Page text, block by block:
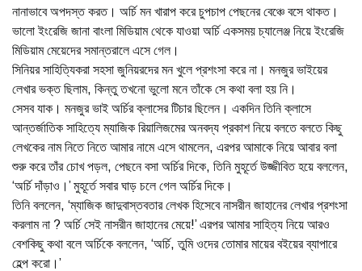
নানাভাবে অপদস্ত করত। অর্চি মন খারাপ করে চুপচাপ পেছনের বেঞ্চে বসে থাকত।
ভালো ইংরেজি জানা বাংলা মিডিয়াম থেকে যাওয়া অর্চি একসময় চ্যালেঞ্জ নিয়ে ইংরেজি
মিডিয়াম মেয়েদের সমান্তরালে এসে গেল।
সিনিয়র সাহিত্যিকরা সহসা জুনিয়রদের মন খুলে প্রশংসা করে না। মনজুর ভাইয়ের
লেখার ভক্ত ছিলাম, কিন্তু তখনো ভুলো মনে তাঁকে সে কথা বলা হয় নি।
সেসব যাক। মনজুর ভাই অর্চির ক্লাসের টিচার ছিলেন। একদিন তিনি ক্লাসে
আন্তর্জাতিক সাহিত্যে ম্যাজিক রিয়ালিজমের অনবদ্য প্রকাশ নিয়ে বলতে বলতে কিছু
লেখকের নাম নিতে নিতে আমার নামে এসে থামলেন, এরপর আমাকে নিয়ে আবার বলা
শুরু করে তাঁর চোখ পড়ল, পেছনে বসা অর্চির দিকে, তিনি মুহূর্তে উজ্জীবিত হয়ে বললেন,
‘অর্চি দাঁড়াও।’ মুহূর্তে সবার ঘাড় চলে গেল অর্চির দিকে।
তিনি বললেন, ‘ম্যাজিক জাদুবাস্তবতার লেখক হিসেবে নাসরীন জাহানের লেখার প্রশংসা
করলাম না ? অর্চি সেই নাসরীন জাহানের মেয়ে!’ এরপর আমার সাহিত্য নিয়ে আরও
বেশকিছু কথা বলে অর্চিকে বললেন, ‘অর্চি, তুমি ওদের তোমার মায়ের বইয়ের ব্যাপারে
হেল্প করো।’